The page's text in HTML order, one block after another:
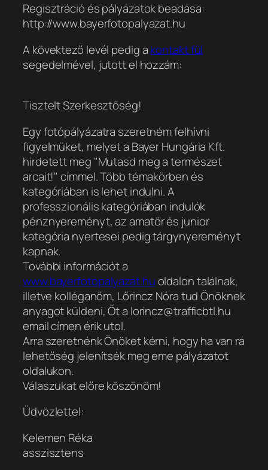
Regisztráció és pályázatok beadása:
http://www.bayerfotopalyazat.hu
A kövektező levél pedig akontakt fül
segedelmével, jutott el hozzám:
Tisztelt Szerkesztőség!
Egy fotópályázatra szeretném felhívni
figyelmüket, melyet a Bayer Hungária Kft.
hirdetett meg "Mutasd meg a természet
arcait!" címmel. Több témakörben és
kategóriában is lehet indulni. A
professzionális kategóriában indulók
pénznyereményt, az amatőr és junior
kategória nyertesei pedig tárgynyereményt
kapnak.
További információt a
www.bayerfotopalyazat.huoldalon találnak,
illetve kolléganőm, Lőrincz Nóra tud Önöknek
anyagot küldeni, Őt a lorincz@trafficbtl.hu
email címen érik utol.
Arra szeretnénk Önöket kérni, hogy ha van rá
lehetőség jelenítsék meg eme pályázatot
oldalukon.
Válaszukat előre köszönöm!
Üdvözlettel:
Kelemen Réka
asszisztens